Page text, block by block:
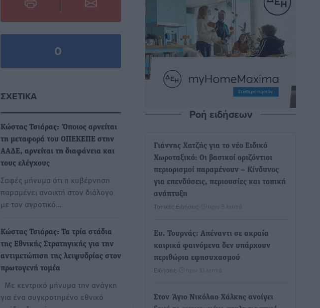
0
ΣΧΕΤΙΚΆ
Κώστας Τσιάρας: Όποιος αρνείται
τη μεταφορά του ΟΠΕΚΕΠΕ στην
ΑΑΔΕ, αρνείται τη διαφάνεια και
τους ελέγχους
Σαφές μήνυμα ότι η κυβέρνηση
παραμένει ανοιχτή στον διάλογο
με τον αγροτικό…
Κώστας Τσιάρας: Τα τρία στάδια
της Εθνικής Στρατηγικής για την
αντιμετώπιση της λειψυδρίας στον
πρωτογενή τομέα
Με κεντρικό μήνυμα την ανάγκη
για ένα συγκροτημένο εθνικό
Ροή ειδήσεων
Γιάννης Χατζής για το νέο Ειδικό
Χωροταξικό: Οι βασικοί οριζόντιοι
περιορισμοί παραμένουν – Κίνδυνος
για επενδύσεις, περιουσίες και τοπική
ανάπτυξη
Τοπικές Ειδήσεις πριν 3 λεπτά
Ευ. Τουρνάς: Απέναντι σε ακραία
καιρικά φαινόμενα δεν υπάρχουν
περιθώρια εφησυχασμού
Ειδήσεις πριν 10 λεπτά
Στον Άγιο Νικόλαο Χάλκης ανοίγει